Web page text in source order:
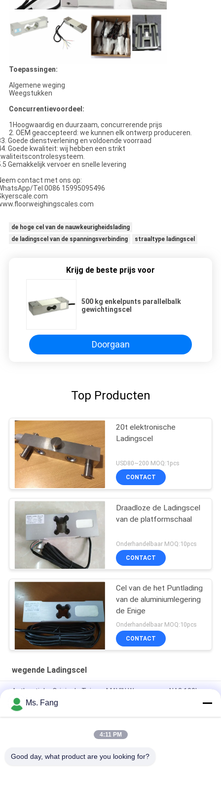
Toepassingen:
Algemene weging
Weegstukken
Concurrentievoordeel:
1Hoogwaardig en duurzaam, concurrerende prijs
2. OEM geaccepteerd: we kunnen elk ontwerp produceren.
Goede dienstverlening en voldoende voorraad
Goede kwaliteit: wij hebben een strikt
Gemakkelijk vervoer en snelle levering
contact met ons op:
Tel:0086 15995095496
de hoge cel van de nauwkeurigheidslading
de ladingscel van de spanningsverbinding
straaltype ladingscel
Krijg de beste prijs voor
500 kg enkelpunts parallelbalk
gewichtingscel
Doorgaan
Top Producten
20t elektronische
Ladingscel
USD80~200 MOQ:1pcs
CONTACT
Draadloze de Ladingscel
van de platformschaal
Onderhandelbaar MOQ:10pcs
CONTACT
Cel van de het Puntlading
van de aluminiumlegering
de Enige
Onderhandelbaar MOQ:10pcs
CONTACT
wegende Ladingscel
Authentieke Originele Taiwan MAVIN Weegsensor NA3 100kg
Bankweegschaal Load Cell
NA3 500kg Digitale Krachtsensoren & Load Cells
Load Cell L6E3 Aluminum Alloy Electric Scales Weighing
Ms. Fang
4:11 PM
Good day, what product are you looking for?